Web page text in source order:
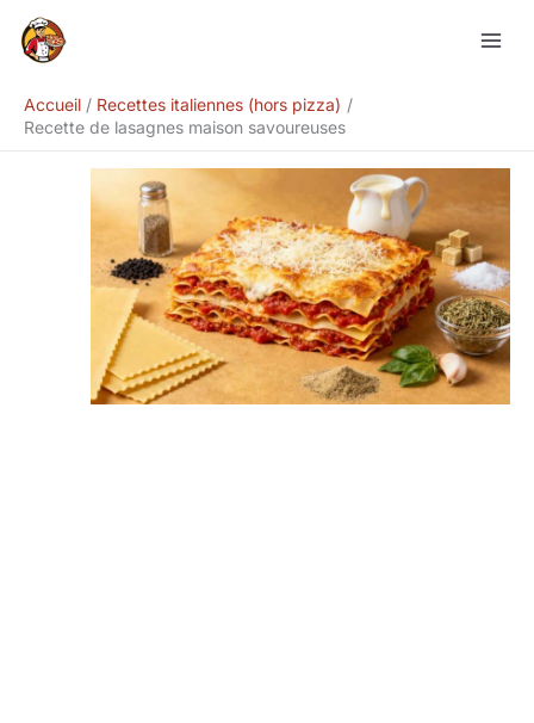
Accueil
Recettes italiennes (hors pizza)
Recette de lasagnes maison savoureuses
Rechercher